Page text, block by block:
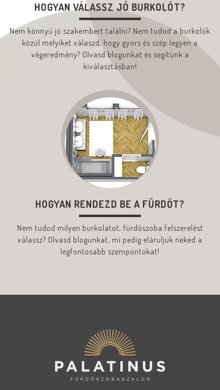
HOGYAN VÁLASSZ JÓ BURKOLÓT?
Nem könnyű jó szakembert találni? Nem tudod a burkolók
közül melyiket válaszd, hogy gyors és szép legyen a
végeredmény? Olvasd blogunkat és segítünk a
kiválasztásban!
HOGYAN RENDEZD BE A FÜRDŐT?
Nem tudod milyen burkolatot, fürdőszoba felszerelést
válassz? Olvasd blogunkat, mi pedig eláruljuk neked a
legfontosabb szempontokat!